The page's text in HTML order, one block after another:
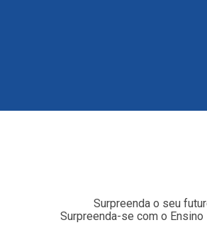
Surpreenda o seu
Surpreenda-se com o Ensino